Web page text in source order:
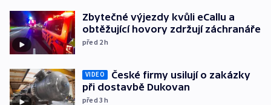
Zbytečné výjezdy kvůli eCallu a
obtěžující hovory zdržují záchranáře
před 2h
VIDEO
České firmy usilují o zakázky
při dostavbě Dukovan
před 3h